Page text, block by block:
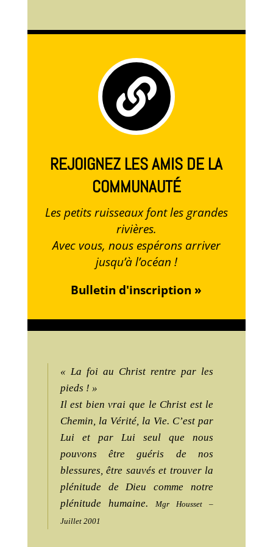

REJOIGNEZ LES AMIS DE LA
COMMUNAUTÉ
Les petits ruisseaux font les grandes
rivières.
Avec vous, nous espérons arriver
jusqu’à l’océan !
Bulletin d'inscription »
« La foi au Christ rentre par les
pieds ! »
Il est bien vrai que le Christ est le
Chemin, la Vérité, la Vie. C’est par
Lui et par Lui seul que nous
pouvons être guéris de nos
blessures, être sauvés et trouver la
plénitude de Dieu comme notre
plénitude humaine.
Mgr Housset –
Juillet 2001